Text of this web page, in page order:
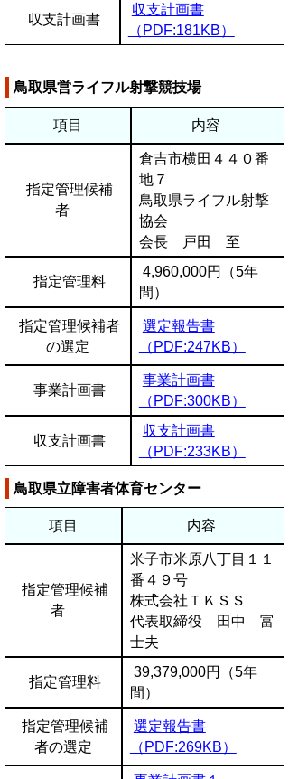
収支計画書
収支計画書
（PDF:181KB）
鳥取県営ライフル射撃競技場
項目 内容
指定管理候補
者
倉吉市横田４４０番
地７
鳥取県ライフル射撃
協会
会長 戸田 至
指定管理料
4,960,000円（5年
間）
指定管理候補者
の選定
選定報告書
（PDF:247KB）
事業計画書
事業計画書
（PDF:300KB）
収支計画書
収支計画書
（PDF:233KB）
鳥取県立障害者体育センター
項目 内容
指定管理候補
者
米子市米原八丁目１１
番４９号
株式会社ＴＫＳＳ
代表取締役 田中 富
士夫
指定管理料
39,379,000円（5年
間）
指定管理候補
者の選定
選定報告書
（PDF:269KB）